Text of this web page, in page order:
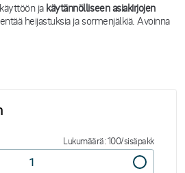
jakäytännölliseen asiakirjojen
heijastuksia ja sormenjälkiä. Avoinna
Lukumäärä: 100/sisäpakk